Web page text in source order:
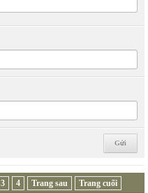
3 4 Trang sau Trang cuối